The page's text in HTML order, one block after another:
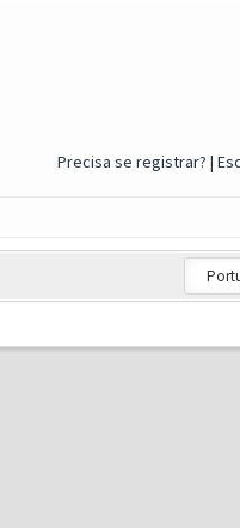
Precisa se registrar? |